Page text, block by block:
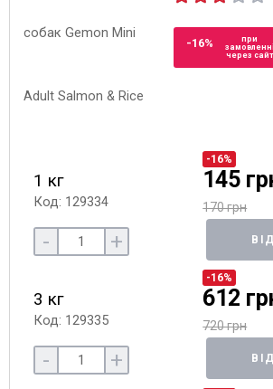
-16%
при
замовленні
через сайт
1 кг
Код: 129334
-16%
145
170 грн
- +
3 кг
Код: 129335
-16%
612
720 грн
- +